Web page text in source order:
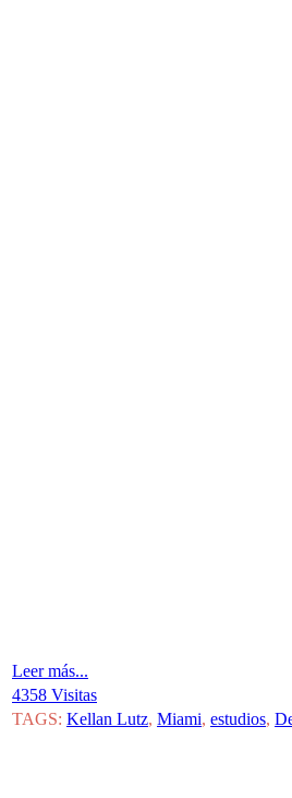
Leer más...
4358 Visitas
TAGS: Kellan Lutz, Miami, estudios,